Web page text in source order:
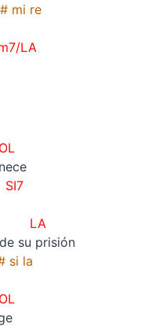
mi re
LA
LA
su prisión
si la